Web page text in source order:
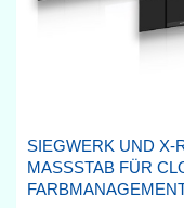
SIEGWERK UND X-
MASSSTAB FÜR
ARBMANAGEMENT